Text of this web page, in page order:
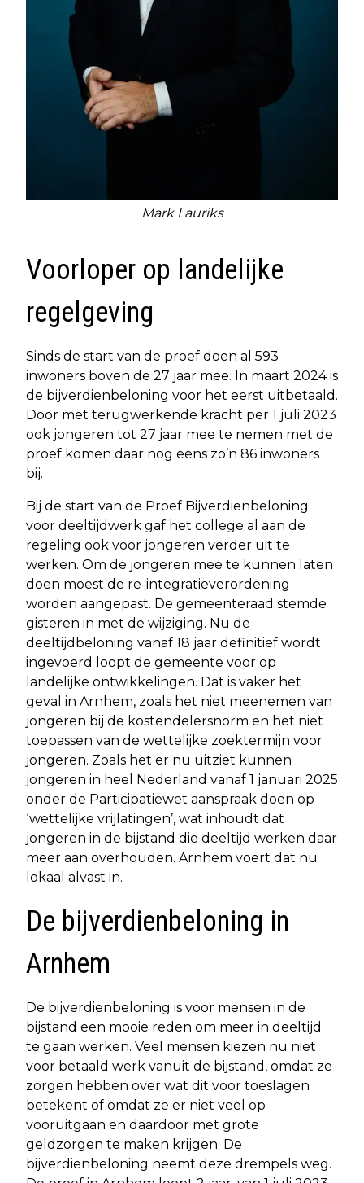
Mark Lauriks
Voorloper op landelijke
regelgeving
Sinds de start van de proef doen al 593
inwoners boven de 27 jaar mee. In maart 2024 is
de bijverdienbeloning voor het eerst uitbetaald.
Door met terugwerkende kracht per 1 juli 2023
ook jongeren tot 27 jaar mee te nemen met de
proef komen daar nog eens zo’n 86 inwoners
bij.
Bij de start van de Proef Bijverdienbeloning
voor deeltijdwerk gaf het college al aan de
regeling ook voor jongeren verder uit te
werken. Om de jongeren mee te kunnen laten
doen moest de re-integratieverordening
worden aangepast. De gemeenteraad stemde
gisteren in met de wijziging. Nu de
deeltijdbeloning vanaf 18 jaar definitief wordt
ingevoerd loopt de gemeente voor op
landelijke ontwikkelingen. Dat is vaker het
geval in Arnhem, zoals het niet meenemen van
jongeren bij de kostendelersnorm en het niet
toepassen van de wettelijke zoektermijn voor
jongeren. Zoals het er nu uitziet kunnen
jongeren in heel Nederland vanaf 1 januari 2025
onder de Participatiewet aanspraak doen op
‘wettelijke vrijlatingen’, wat inhoudt dat
jongeren in de bijstand die deeltijd werken daar
meer aan overhouden. Arnhem voert dat nu
lokaal alvast in.
De bijverdienbeloning in
Arnhem
De bijverdienbeloning is voor mensen in de
bijstand een mooie reden om meer in deeltijd
te gaan werken. Veel mensen kiezen nu niet
voor betaald werk vanuit de bijstand, omdat ze
zorgen hebben over wat dit voor toeslagen
betekent of omdat ze er niet veel op
vooruitgaan en daardoor met grote
geldzorgen te maken krijgen. De
bijverdienbeloning neemt deze drempels weg.